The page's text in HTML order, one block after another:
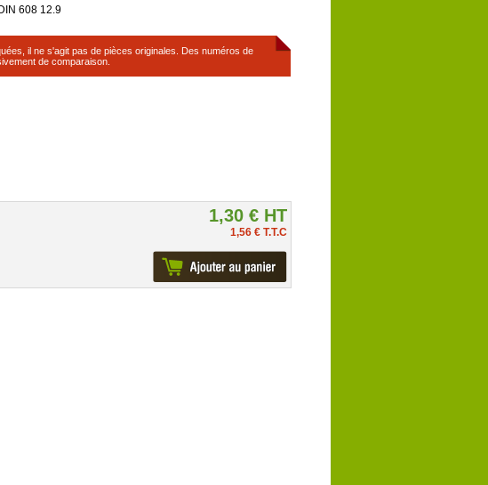
608 12.9
il ne s'agit pas de pièces originales. Des numéros de
de comparaison.
1,30 € HT
1,56 € T.T.C